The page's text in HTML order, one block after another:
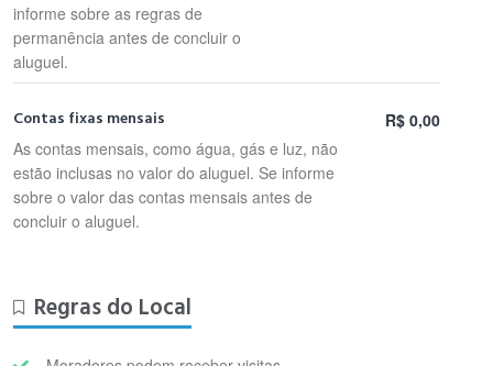
informe sobre as regras de
permanência antes de concluir o
aluguel.
Contas fixas mensais
As contas mensais, como água, gás e luz, não
estão inclusas no valor do aluguel. Se informe
sobre o valor das contas mensais antes de
concluir o aluguel.
R$ 0,00
Regras do Local